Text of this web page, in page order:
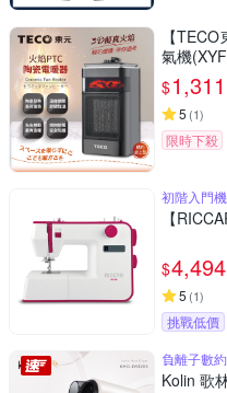
【
氣機
$1,311
5 (1)
限時下殺
初階入門
【
$4,494
5 (1)
挑戰低價
負離子數
Kolin 歌